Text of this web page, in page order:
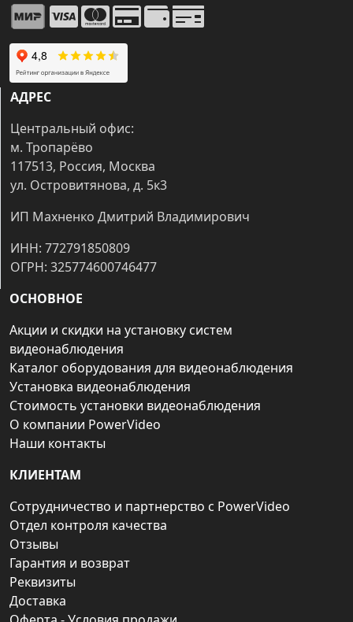
АДРЕС
Центральный офис:
м. Тропарёво
117513, Россия, Москва
ул. Островитянова, д. 5к3
ИП Махненко Дмитрий Владимирович
ИНН: 772791850809
ОГРН: 325774600746477
ОСНОВНОЕ
Акции и скидки на установку систем
видеонаблюдения
Каталог оборудования для видеонаблюдения
Установка видеонаблюдения
Стоимость установки видеонаблюдения
О компании PowerVideo
Наши контакты
КЛИЕНТАМ
Сотрудничество и партнерство с PowerVideo
Отдел контроля качества
Отзывы
Гарантия и возврат
Реквизиты
Доставка